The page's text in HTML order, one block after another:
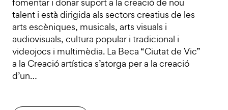
talent i està dirigida als sectors creatius de les
arts escèniques, musicals, arts visuals i
audiovisuals, cultura popular i tradicional i
videojocs i multimèdia. La Beca “Ciutat de Vic”
a la Creació artística s’atorga per a la creació
d’un…